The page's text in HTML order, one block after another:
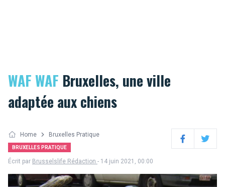
WAF WAF Bruxelles, une ville
adaptée aux chiens
Home Bruxelles Pratique
BRUXELLES PRATIQUE FacebookTwitter
Écrit par Brusselslife Rédaction - 14 juin 2021, 00:00